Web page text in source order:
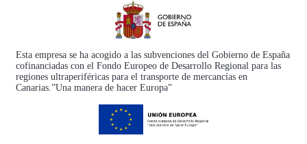
Esta empresa se ha acogido a las subvenciones del Gobierno de España
cofinanciadas con el Fondo Europeo de Desarrollo Regional para las
regiones ultraperiféricas para el transporte de mercancías en
Canarias.”Una manera de hacer Europa”